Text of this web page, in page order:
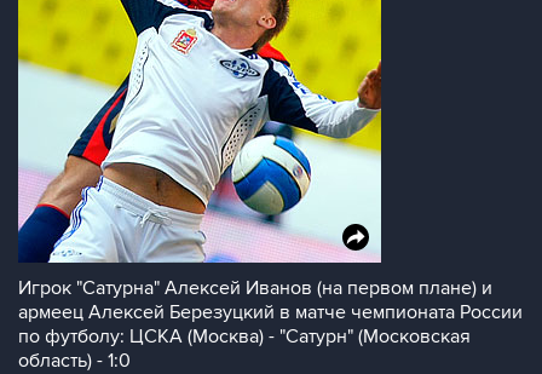
Игрок "Сатурна" Алексей Иванов (на первом плане) и
армеец Алексей Березуцкий в матче чемпионата России
по футболу: ЦСКА (Москва) - "Сатурн" (Московская
область) - 1:0